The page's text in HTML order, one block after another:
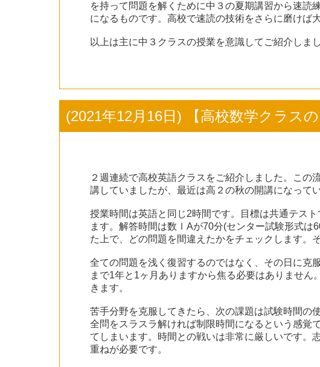
を持って問題を解くために中３の夏期講習から速読
になるものです。高校で速読の技術をさらに磨けば
以上は主に中３クラスの授業を意識してご紹介しま
(2021年12月16日) 【高校数学クラスの
２週連続で高校英語クラスをご紹介しました。こ
講していましたが、最近は高２の秋の開講になって
授業時間は英語と同じ2時間です。目標は共通テス
ます。解答時間は数ⅠAが70分(センター試験形式は
た上で、どの問題を間違えたかをチェックします。
全ての問題を浅く復習するのではなく、その日に克
まで1年と1ヶ月ありますから焦る必要はありませ
きます。
苦手分野を克服してきたら、次の課題は試験時間の
全問をスラスラ解ければ制限時間になるという感覚
てしまいます。時間との戦いは非常に厳しいです。
重ねが必要です。